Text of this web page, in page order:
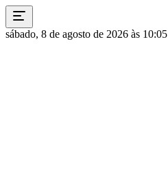
sábado, 8 de agosto de 2026 às 10:05